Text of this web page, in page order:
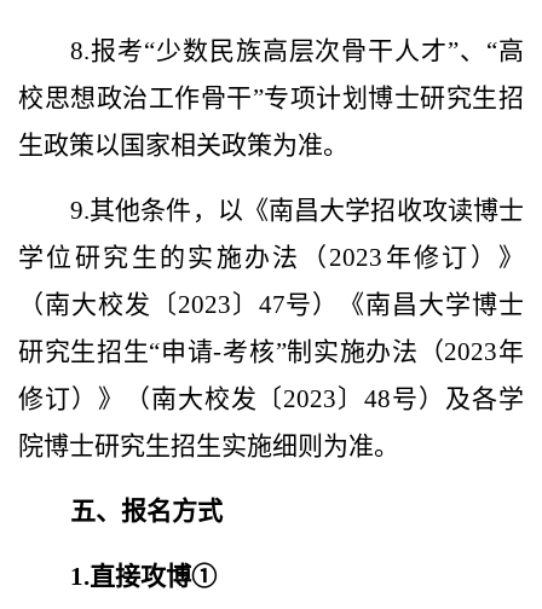
8.报考“少数民族高层次骨干人才”、“高
校思想政治工作骨干”专项计划博士研究生招
生政策以国家相关政策为准。
9.其他条件，以《南昌大学招收攻读博士
学位研究生的实施办法（2023年修订）》
（南大校发〔2023〕47号）《南昌大学博士
研究生招生“申请-考核”制实施办法（2023年
修订）》（南大校发〔2023〕48号）及各学
院博士研究生招生实施细则为准。
五、报名方式
1.直接攻博①